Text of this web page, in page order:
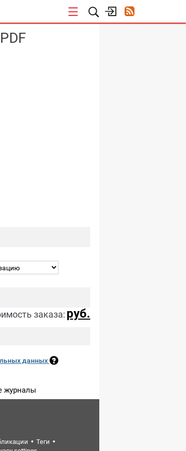
заказа: руб.
данных
журналы
Теги